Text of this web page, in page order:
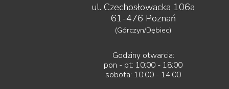
ul. Czechosłowacka 106a
61-476 Poznań
(Górczyn/Dębiec)
Godziny otwarcia:
pon - pt: 10:00 - 18:00
sobota: 10:00 - 14:00